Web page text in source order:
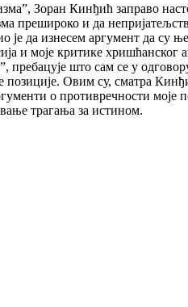
Зоран Кинђић заправо
прешироко и да
је да изнесем аргумент да
и моје критике
пребацује што сам се у
Овим су, сматра
о противречности моје
трагања за истином.